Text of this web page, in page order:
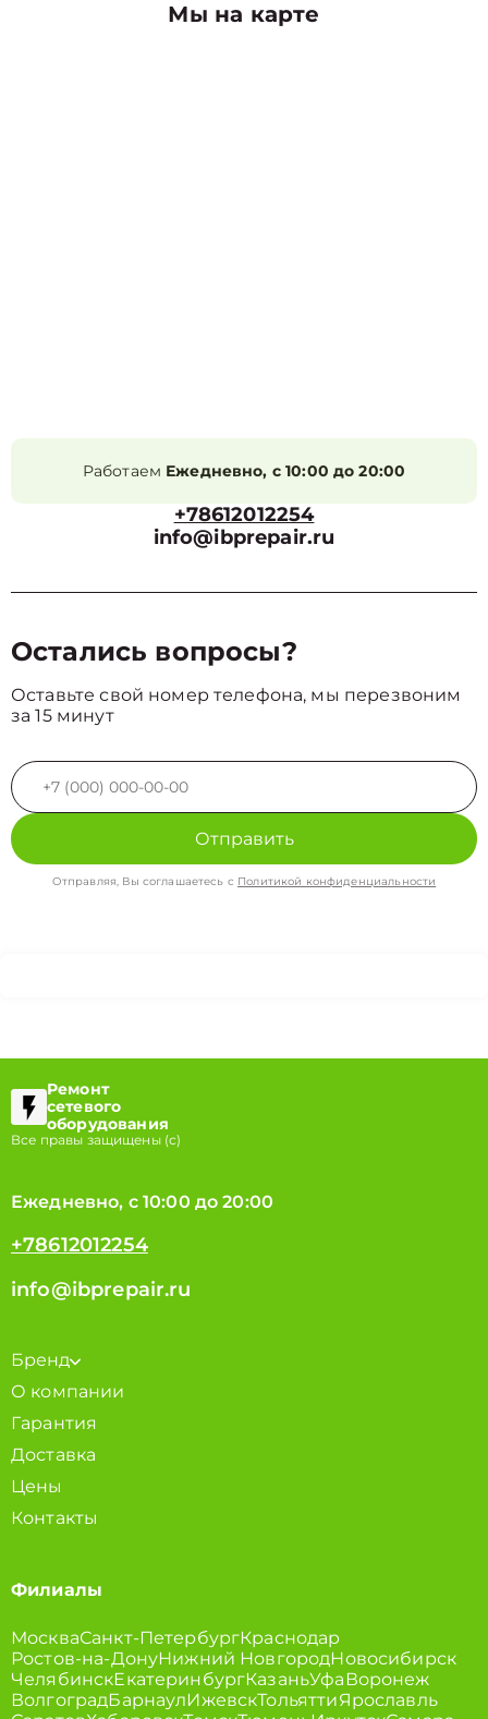
Мы на карте
Работаем Ежедневно, с 10:00 до 20:00
+78612012254
info@ibprepair.ru
Остались вопросы?
Оставьте свой номер телефона, мы перезвоним
за 15 минут
Отправить
Отправляя, Вы соглашаетесь с Политикой конфиденциальности
Ремонт
сетевого
оборудования
Все правы защищены (с)
Ежедневно, с 10:00 до 20:00
+78612012254
info@ibprepair.ru
Бренд
О компании
Гарантия
Доставка
Цены
Контакты
Филиалы
МоскваСанкт-ПетербургКраснодар
Ростов-на-ДонуНижний НовгородНовосибирск
ЧелябинскЕкатеринбургКазаньУфаВоронеж
ВолгоградБарнаулИжевскТольяттиЯрославль